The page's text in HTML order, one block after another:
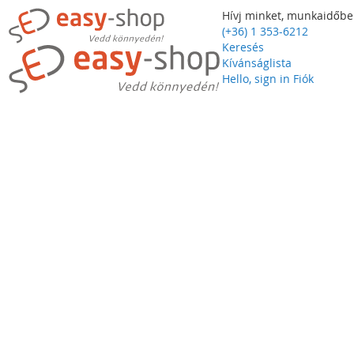
Hívj minket,
(+36) 1 353-6212
Keresés
Kívánságlista
Hello, sign in Fiók